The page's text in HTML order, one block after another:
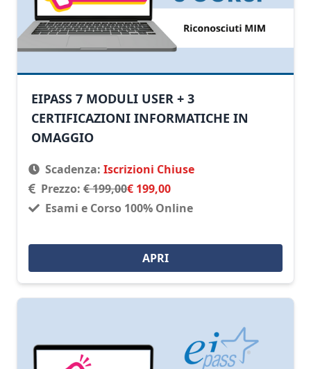
EIPASS 7 MODULI USER + 3
CERTIFICAZIONI INFORMATICHE IN
OMAGGIO
Scadenza: Iscrizioni Chiuse
Prezzo: € 199,00€ 199,00
Esami e Corso 100% Online
APRI